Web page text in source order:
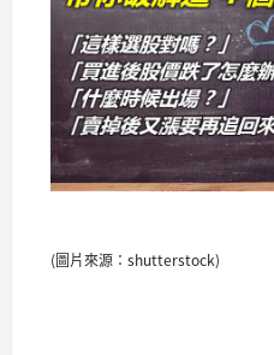
(圖片來源：shutterstock)